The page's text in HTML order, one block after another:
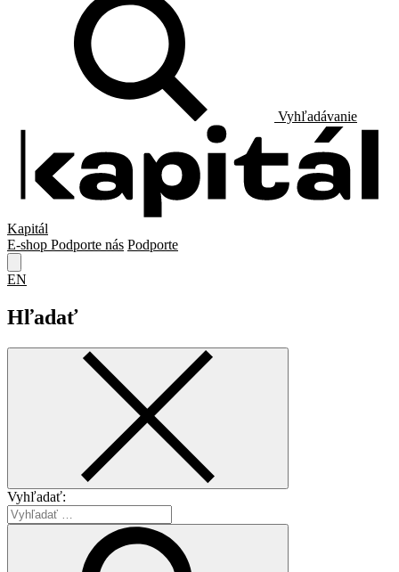
Vyhľadávanie
Kapitál
E-shop Podporte nás Podporte
EN
Hľadať
Vyhľadať: